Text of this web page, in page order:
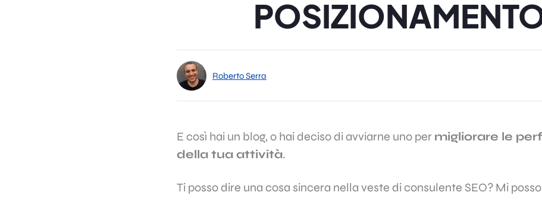
Roberto Serra
E così hai un blog, o hai deciso di avviarne uno per migliorare le
della tua attività.
Ti posso dire una cosa sincera nella veste di consulente SEO? Mi